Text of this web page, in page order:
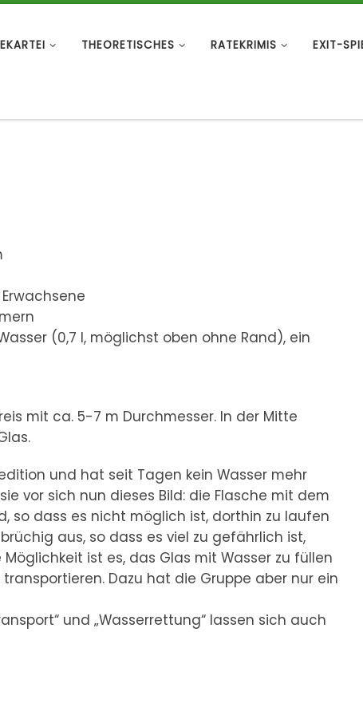
THEORETISCHES RATEKRIMIS EXIT-
(0,7 l, möglichst oben ohne Rand), ein
mit ca. 5-7 m Durchmesser. In der Mitte
und hat seit Tagen kein Wasser mehr
vor sich nun dieses Bild: die Flasche mit dem
so dass es nicht möglich ist, dorthin zu laufen
aus, so dass es viel zu gefährlich ist,
ist es, das Glas mit Wasser zu füllen
Dazu hat die Gruppe aber nur ein
und „Wasserrettung“ lassen sich auch